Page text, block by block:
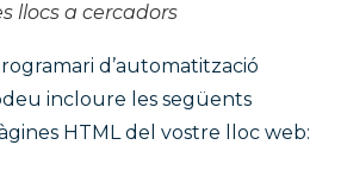
llocs a cercadors
d’automatització
incloure les següents
HTML del vostre lloc web: